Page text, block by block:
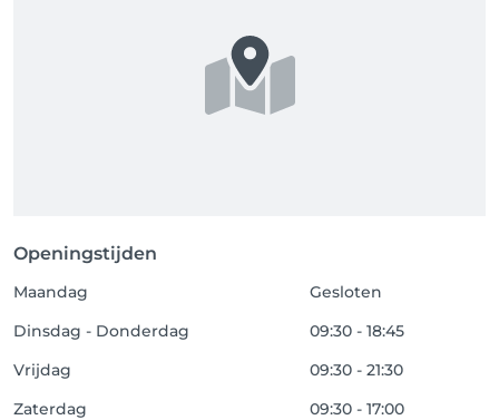
Openingstijden
Maandag
Gesloten
Dinsdag - Donderdag
09:30 - 18:45
Vrijdag
09:30 - 21:30
Zaterdag
09:30 - 17:00